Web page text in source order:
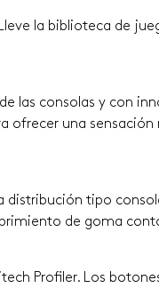
la biblioteca de
las consolas y con
ofrecer una
distribución tipo
de goma
Profiler. Los